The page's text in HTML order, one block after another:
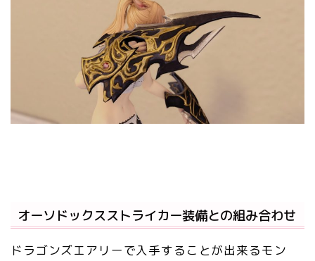
オーソドックスストライカー装備との組み合わせ
ドラゴンズエアリーで入手することが出来るモン